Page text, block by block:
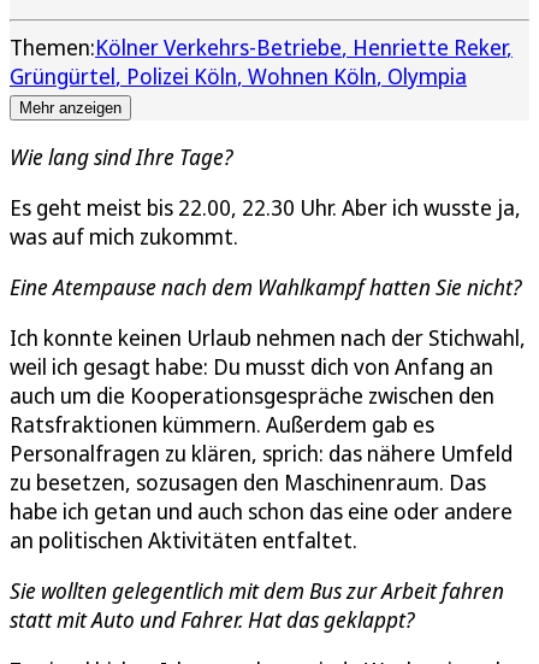
Themen:Kölner Verkehrs-Betriebe Henriette Reker
Grüngürtel Polizei Köln Wohnen Köln Olympia
Mehr anzeigen
Wie lang sind Ihre Tage?
Es geht meist bis 22.00, 22.30 Uhr. Aber ich wusste ja,
was auf mich zukommt.
Eine Atempause nach dem Wahlkampf hatten Sie nicht?
Ich konnte keinen Urlaub nehmen nach der Stichwahl,
weil ich gesagt habe: Du musst dich von Anfang an
auch um die Kooperationsgespräche zwischen den
Ratsfraktionen kümmern. Außerdem gab es
Personalfragen zu klären, sprich: das nähere Umfeld
zu besetzen, sozusagen den Maschinenraum. Das
habe ich getan und auch schon das eine oder andere
an politischen Aktivitäten entfaltet.
Sie wollten gelegentlich mit dem Bus zur Arbeit fahren
statt mit Auto und Fahrer. Hat das geklappt?